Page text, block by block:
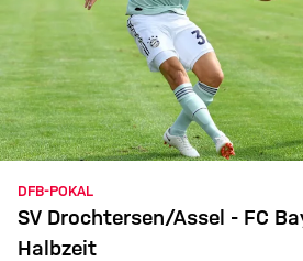
DFB-POKAL
SV Drochtersen/Assel - FC
Halbzeit